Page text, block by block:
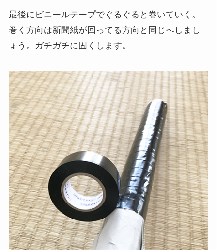
最後にビニールテープでぐるぐると巻いていく。
巻く方向は新聞紙が回ってる方向と同じへしまし
ょう。ガチガチに固くします。